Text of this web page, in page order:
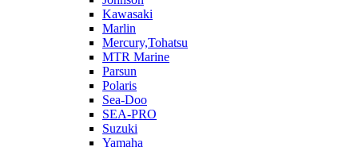
Kawasaki
Marlin
Mercury,Tohatsu
MTR Marine
Parsun
Polaris
Sea-Doo
SEA-PRO
Suzuki
Yamaha